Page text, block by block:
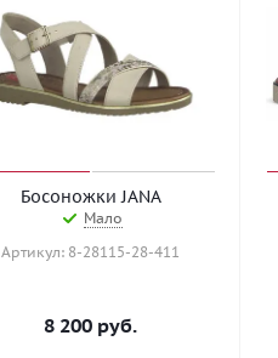
Босоножки JANA
Мало
Артикул: 8-28115-28-411
8 200 руб.